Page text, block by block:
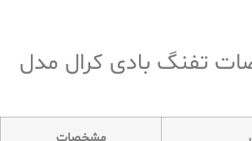
تفنگ بادی کرال مدل